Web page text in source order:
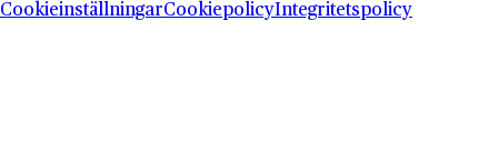
CookieinställningarCookiepolicyIntegritetspolicy